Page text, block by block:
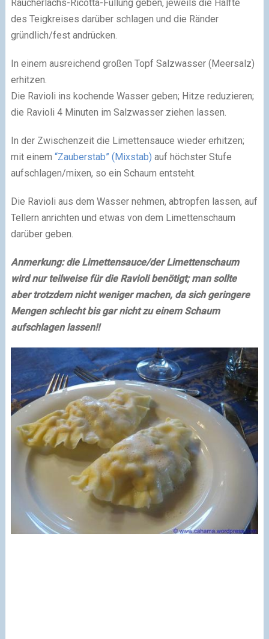
Räucherlachs-Ricotta-Füllung geben, jeweils die Hälfte
des Teigkreises darüber schlagen und die Ränder
gründlich/fest andrücken.
In einem ausreichend großen Topf Salzwasser (Meersalz)
erhitzen.
Die Ravioli ins kochende Wasser geben; Hitze reduzieren;
die Ravioli 4 Minuten im Salzwasser ziehen lassen.
In der Zwischenzeit die Limettensauce wieder erhitzen;
mit einem “Zauberstab” (Mixstab) auf höchster Stufe
aufschlagen/mixen, so ein Schaum entsteht.
Die Ravioli aus dem Wasser nehmen, abtropfen lassen, auf
Tellern anrichten und etwas von dem Limettenschaum
darüber geben.
Anmerkung: die Limettensauce/der Limettenschaum
wird nur teilweise für die Ravioli benötigt; man sollte
aber trotzdem nicht weniger machen, da sich geringere
Mengen schlecht bis gar nicht zu einem Schaum
aufschlagen lassen!!